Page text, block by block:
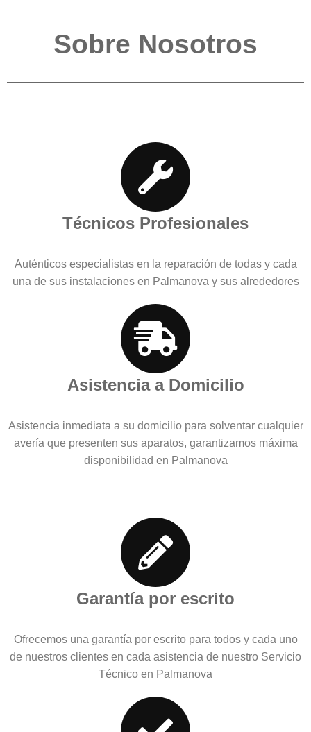
Sobre Nosotros
Técnicos Profesionales
Auténticos especialistas en la reparación de todas y cada
una de sus instalaciones en Palmanova y sus alrededores
Asistencia a Domicilio
Asistencia inmediata a su domicilio para solventar cualquier
avería que presenten sus aparatos, garantizamos máxima
disponibilidad en Palmanova
Garantía por escrito
Ofrecemos una garantía por escrito para todos y cada uno
de nuestros clientes en cada asistencia de nuestro Servicio
Técnico en Palmanova